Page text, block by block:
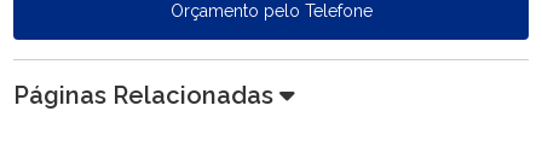
Orçamento pelo Telefone
Páginas Relacionadas